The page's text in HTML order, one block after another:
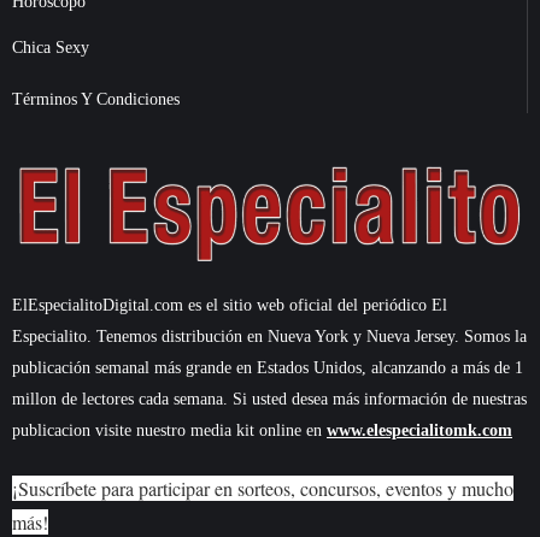
Chica Sexy
Términos Y Condiciones
ElEspecialitoDigital.com es el sitio web oficial del periódico El
Especialito. Tenemos distribución en Nueva York y Nueva Jersey. Somos la
publicación semanal más grande en Estados Unidos, alcanzando a más de 1
millon de lectores cada semana. Si usted desea más información de nuestras
publicacion visite nuestro media kit online en www.elespecialitomk.com
¡Suscríbete para participar en sorteos, concursos, eventos y mucho
más!